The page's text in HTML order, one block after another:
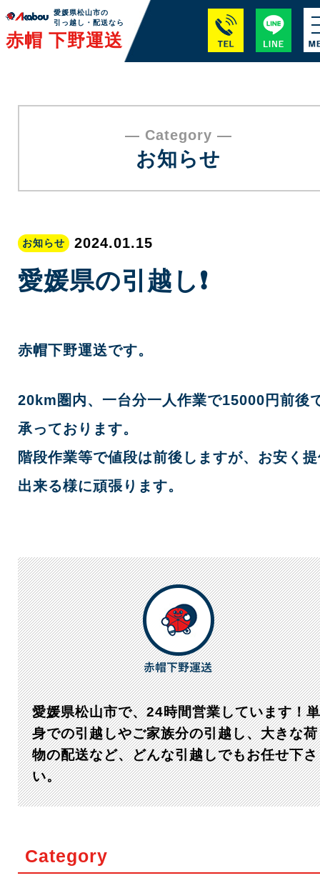
愛媛県松山市の
引っ越し・配送なら
赤帽 下野運送
― Category ―
お知らせ
お知らせ 2024.01.15
愛媛県の引越し❗️
赤帽下野運送です。
20km圏内、一台分一人作業で15000円前後
承っております。
階段作業等で値段は前後しますが、お安く
出来る様に頑張ります。
愛媛県松山市で、24時間営業しています！単
身での引越しやご家族分の引越し、大きな荷
物の配送など、どんな引越しでもお任せ下さ
い。
Category